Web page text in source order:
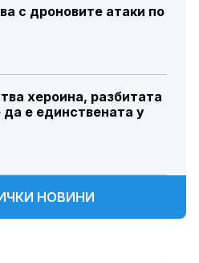
с дроновите атаки по
хероина, разбитата
е единствената у
НОВИНИ